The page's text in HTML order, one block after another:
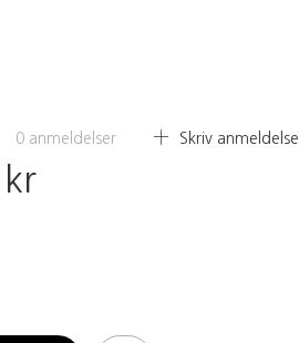
0 anmeldelser Skriv anmeldelse